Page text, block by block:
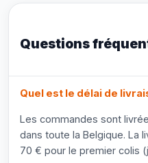
Questions
Quel est le délai de
Les commandes sont
dans toute la Belgique. La
70 € pour le premier colis